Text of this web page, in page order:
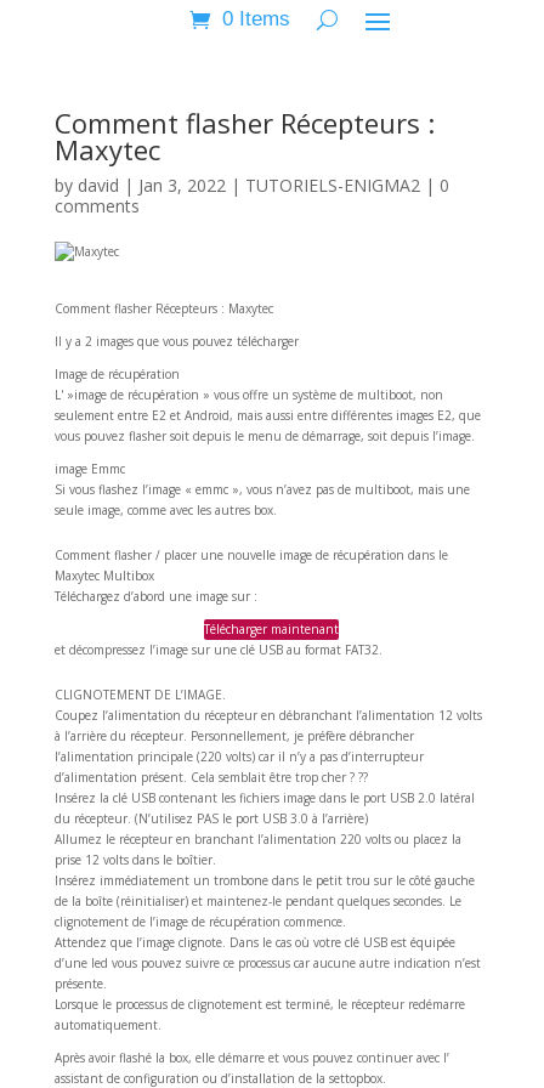
0 Items
Comment flasher Récepteurs :
Maxytec
by david | Jan 3, 2022| TUTORIELS-ENIGMA2| 0
comments
Comment flasher Récepteurs : Maxytec
Il y a 2 images que vous pouvez télécharger
Image de récupération
L' »image de récupération » vous offre un système de multiboot, non
seulement entre E2 et Android, mais aussi entre différentes images E2, que
vous pouvez flasher soit depuis le menu de démarrage, soit depuis l’image.
image Emmc
Si vous flashez l’image « emmc », vous n’avez pas de multiboot, mais une
seule image, comme avec les autres box.
Comment flasher / placer une nouvelle image de récupération dans le
Maxytec Multibox
Téléchargez d’abord une image sur :
Télécharger maintenant
et décompressez l’image sur une clé USB au format FAT32.
CLIGNOTEMENT DE L’IMAGE.
Coupez l’alimentation du récepteur en débranchant l’alimentation 12 volts
à l’arrière du récepteur. Personnellement, je préfère débrancher
l’alimentation principale (220 volts) car il n’y a pas d’interrupteur
d’alimentation présent. Cela semblait être trop cher ? ??
Insérez la clé USB contenant les fichiers image dans le port USB 2.0 latéral
du récepteur. (N’utilisez PAS le port USB 3.0 à l’arrière)
Allumez le récepteur en branchant l’alimentation 220 volts ou placez la
prise 12 volts dans le boîtier.
Insérez immédiatement un trombone dans le petit trou sur le côté gauche
de la boîte (réinitialiser) et maintenez-le pendant quelques secondes. Le
clignotement de l’image de récupération commence.
Attendez que l’image clignote. Dans le cas où votre clé USB est équipée
d’une led vous pouvez suivre ce processus car aucune autre indication n’est
présente.
Lorsque le processus de clignotement est terminé, le récepteur redémarre
automatiquement.
Après avoir flashé la box, elle démarre et vous pouvez continuer avec l’
assistant de configuration ou d’installation de la settopbox.